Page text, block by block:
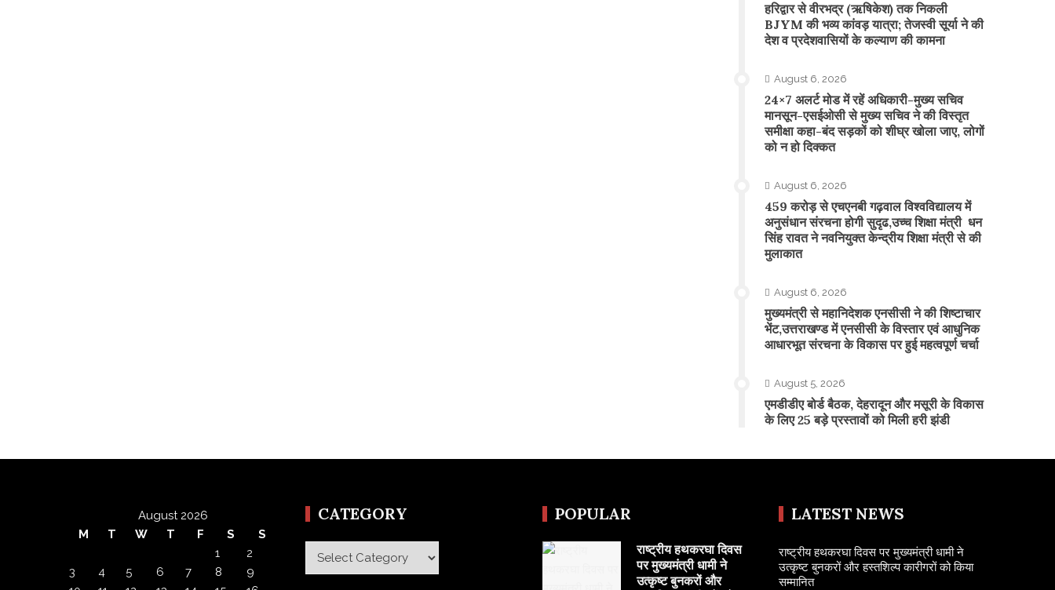
​हरिद्वार से वीरभद्र (ऋषिकेश) तक निकली
BJYM की भव्य कांवड़ यात्रा; तेजस्वी सूर्या ने की
देश व प्रदेशवासियों के कल्याण की कामना
August 6, 2026
24×7 अलर्ट मोड में रहें अधिकारी-मुख्य सचिव
मानसून-एसईओसी से मुख्य सचिव ने की विस्तृत
समीक्षा कहा-बंद सड़कों को शीघ्र खोला जाए, लोगों
को न हो दिक्कत
August 6, 2026
459 करोड़ से एचएनबी गढ़वाल विश्वविद्यालय में
अनुसंधान संरचना होगी सुदृढ,उच्च शिक्षा मंत्री धन
सिंह रावत ने नवनियुक्त केन्द्रीय शिक्षा मंत्री से की
मुलाकात
August 6, 2026
मुख्यमंत्री से महानिदेशक एनसीसी ने की शिष्टाचार
भेंट,उत्तराखण्ड में एनसीसी के विस्तार एवं आधुनिक
आधारभूत संरचना के विकास पर हुई महत्वपूर्ण चर्चा
August 5, 2026
एमडीडीए बोर्ड बैठक, देहरादून और मसूरी के विकास
के लिए 25 बड़े प्रस्तावों को मिली हरी झंडी
August 2026
M
T W T F S
S
1
2
3
4 5 6 7 8
9
CATEGORY
Category
POPULAR
राष्ट्रीय हथकरघा दिवस
पर मुख्यमंत्री धामी ने
उत्कृष्ट बुनकरों और
LATEST NEWS
राष्ट्रीय हथकरघा दिवस पर मुख्यमंत्री धामी ने
उत्कृष्ट बुनकरों और हस्तशिल्प कारीगरों को किया
सम्मानित